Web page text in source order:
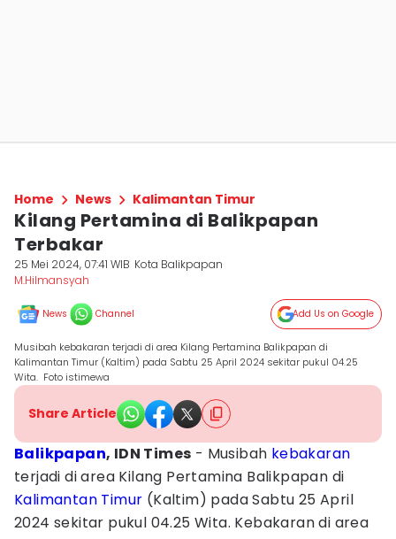
Home News Kalimantan Timur
Kilang Pertamina di Balikpapan
Terbakar
25 Mei 2024, 07:41 WIB Kota Balikpapan
M.Hilmansyah
News Channel Add Us on Google
Musibah kebakaran terjadi di area Kilang Pertamina Balikpapan di
Kalimantan Timur (Kaltim) pada Sabtu 25 April 2024 sekitar pukul 04.25
Wita. Foto istimewa
Share Article
Balikpapan, IDN Times - Musibah kebakaran
terjadi di area Kilang Pertamina Balikpapan di
Kalimantan Timur (Kaltim) pada Sabtu 25 April
2024 sekitar pukul 04.25 Wita. Kebakaran di area